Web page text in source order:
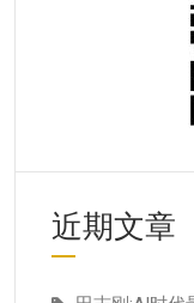
近期文章